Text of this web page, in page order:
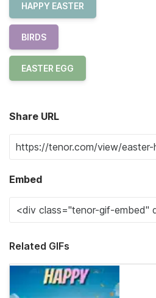
HAPPY EASTER
BIRDS
EASTER EGG
Share URL
Embed
Related GIFs